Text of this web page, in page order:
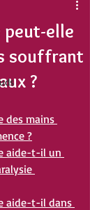
peut-elle
souffrant
?
des mains
?
aide-t-il un
aide-t-il dans